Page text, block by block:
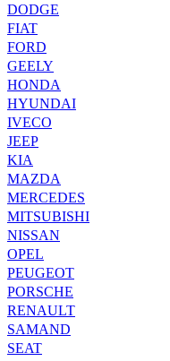
DODGE
FIAT
FORD
GEELY
HONDA
HYUNDAI
IVECO
JEEP
KIA
MAZDA
MERCEDES
MITSUBISHI
NISSAN
OPEL
PEUGEOT
PORSCHE
RENAULT
SAMAND
SEAT